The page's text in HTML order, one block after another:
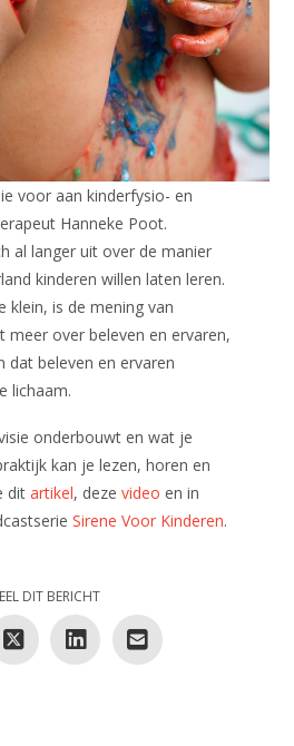
voor aan kinderfysio- en
Hanneke Poot.
al langer uit over de manier
kinderen willen laten leren.
klein, is de mening van
meer over beleven en ervaren,
dat beleven en ervaren
lichaam.
onderbouwt en wat je
kan je lezen, horen en
dit artikel, deze video en in
Sirene Voor Kinderen.
DIT BERICHT